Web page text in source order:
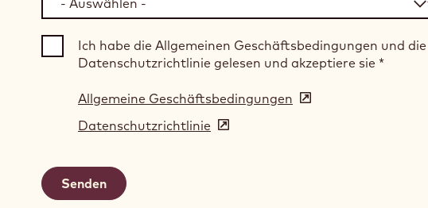
Ich habe die Allgemeinen Geschäftsbedingungen und die
Datenschutzrichtlinie gelesen und akzeptiere sie *
Allgemeine Geschäftsbedingungen (opens
Datenschutzrichtlinie (opens